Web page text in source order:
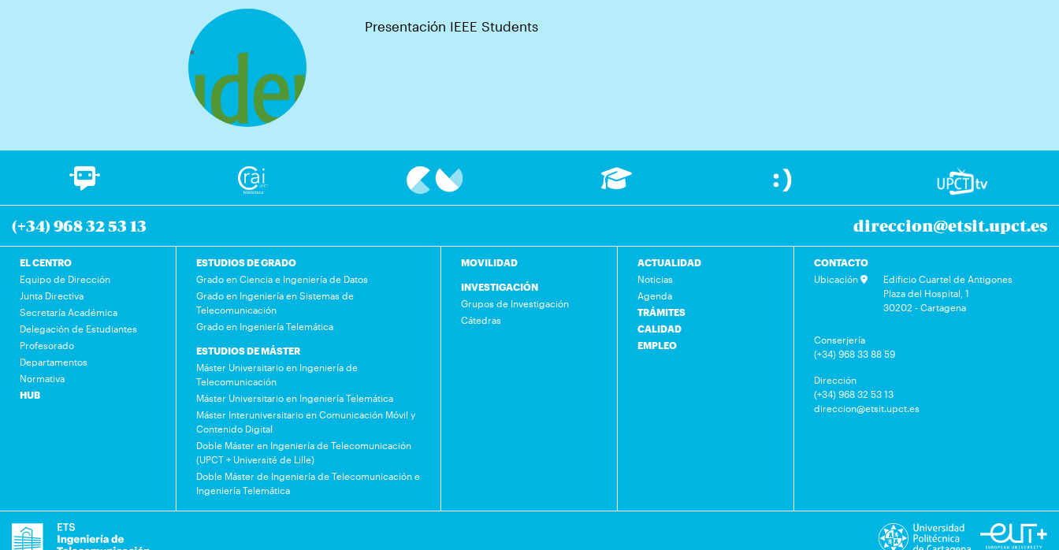
Presentación IEEE Students
(+34) 968 32 53 13 direccion@etsit.upct.es
EL CENTRO
Equipo de Dirección
Junta Directiva
Secretaría Académica
Delegación de Estudiantes
Profesorado
Departamentos
Normativa
HUB
ESTUDIOS DE GRADO
Grado en Ciencia e Ingeniería de Datos
Grado en Ingeniería en Sistemas de
Telecomunicación
Grado en Ingeniería Telemática
ESTUDIOS DE MÁSTER
Máster Universitario en Ingeniería de
Telecomunicación
Máster Universitario en Ingeniería Telemática
Máster Interuniversitario en Comunicación Móvil y
Contenido Digital
Doble Máster en Ingeniería de Telecomunicación
(UPCT + Université de Lille)
Doble Máster de Ingeniería de Telecomunicación e
Ingeniería Telemática
MOVILIDAD
INVESTIGACIÓN
Grupos de Investigación
Cátedras
ACTUALIDAD
Noticias
Agenda
TRÁMITES
CALIDAD
EMPLEO
CONTACTO
Ubicación
Edificio Cuartel de Antigones
Plaza del Hospital, 1
30202 - Cartagena
Conserjería
(+34) 968 33 88 59
Dirección
(+34) 968 32 53 13
direccion@etsit.upct.es